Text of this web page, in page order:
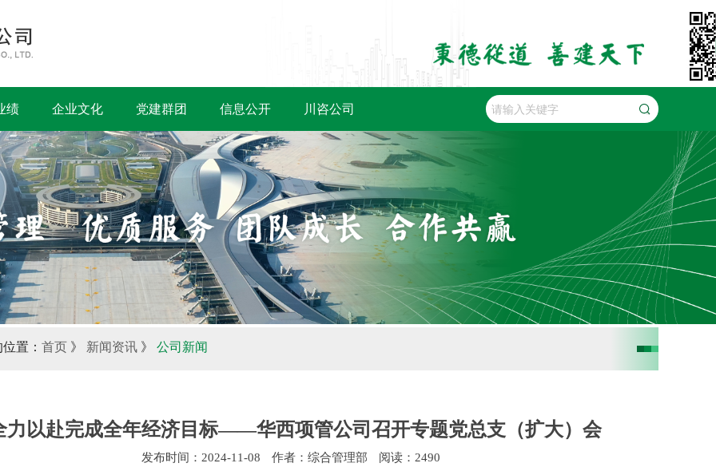
绩 企业文化 党建群团 信息公开 川咨公司
置： 首页 》 新闻资讯 》 公司新闻
力以赴完成全年经济目标——华西项管公司召开专题党总支（扩大）会
发布时间：2024-11-08 作者：综合管理部 阅读：2490